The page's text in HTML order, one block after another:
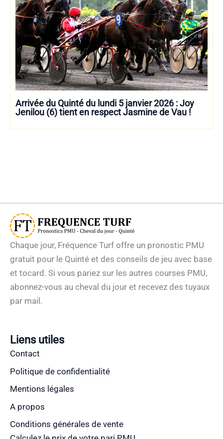
Arrivée du Quinté du lundi 5 janvier 2026 : Joy
Jenilou (6) tient en respect Jasmine de Vau !
Chaque jour, Fréquence Turf offre un pronostic PMU
gratuit pour le Quinté et des conseils de jeu avec base
et tocard. Si vous pariez sur les autres courses PMU,
abonnez-vous au cheval du jour et recevez des tuyaux
par mail.
Liens utiles
Contact
Politique de confidentialité
Mentions légales
A propos
Conditions générales de vente